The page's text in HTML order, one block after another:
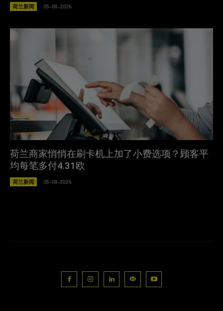
荷兰新闻 05-08-2026
荷兰商家悄悄在刷卡机上加了小费选项？顾客平
均每笔多付4.31欧
荷兰新闻 05-08-2026